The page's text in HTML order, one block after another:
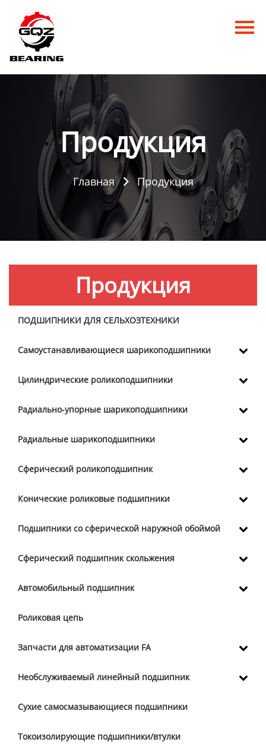
Главная
Продукция
Новости
Контакты Продукция
Главная  Продукция
Продукция
ПОДШИПНИКИ ДЛЯ СЕЛЬХОЗТЕХНИКИ
Самоустанавливающиеся шарикоподшипники
Цилиндрические роликоподшипники
Радиально-упорные шарикоподшипники
Радиальные шарикоподшипники
Сферический роликоподшипник
Конические роликовые подшипники
Подшипники со сферической наружной обоймой
Сферический подшипник скольжения
Автомобильный подшипник
Роликовая цепь
Запчасти для автоматизации FA
Необслуживаемый линейный подшипник
Сухие самосмазывающиеся подшипники
Токоизолирующие подшипники/втулки